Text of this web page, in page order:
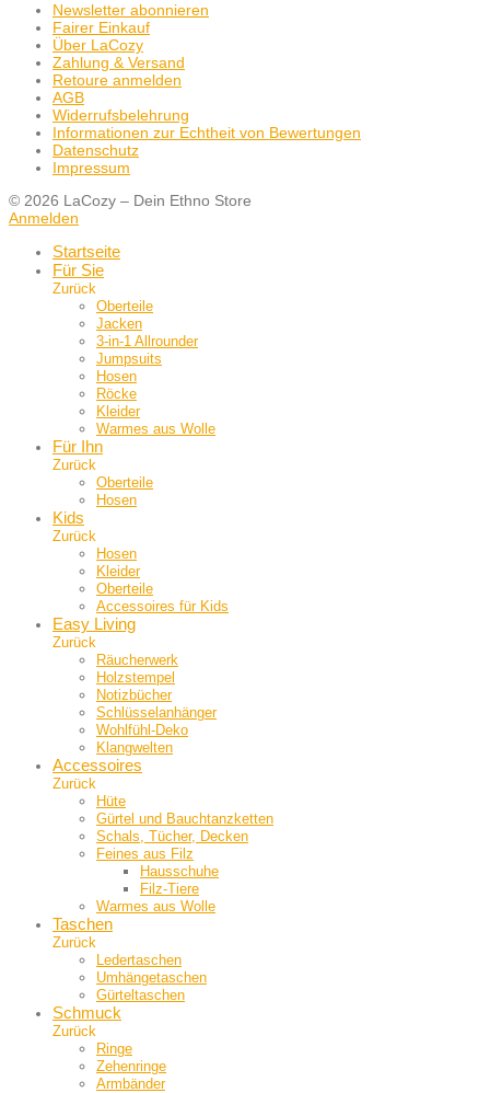
Newsletter abonnieren
Fairer Einkauf
Über LaCozy
Zahlung & Versand
Retoure anmelden
AGB
Widerrufsbelehrung
Informationen zur Echtheit von Bewertungen
Datenschutz
Impressum
© 2026 LaCozy – Dein Ethno Store
Anmelden
Startseite
Für Sie
Zurück
Oberteile
Jacken
3-in-1 Allrounder
Jumpsuits
Hosen
Röcke
Kleider
Warmes aus Wolle
Für Ihn
Zurück
Oberteile
Hosen
Kids
Zurück
Hosen
Kleider
Oberteile
Accessoires für Kids
Easy Living
Zurück
Räucherwerk
Holzstempel
Notizbücher
Schlüsselanhänger
Wohlfühl-Deko
Klangwelten
Accessoires
Zurück
Hüte
Gürtel und Bauch­tanzketten
Schals, Tücher, Decken
Feines aus Filz
Hausschuhe
Filz-Tiere
Warmes aus Wolle
Taschen
Zurück
Ledertaschen
Umhängetaschen
Gürteltaschen
Schmuck
Zurück
Ringe
Zehenringe
Armbänder